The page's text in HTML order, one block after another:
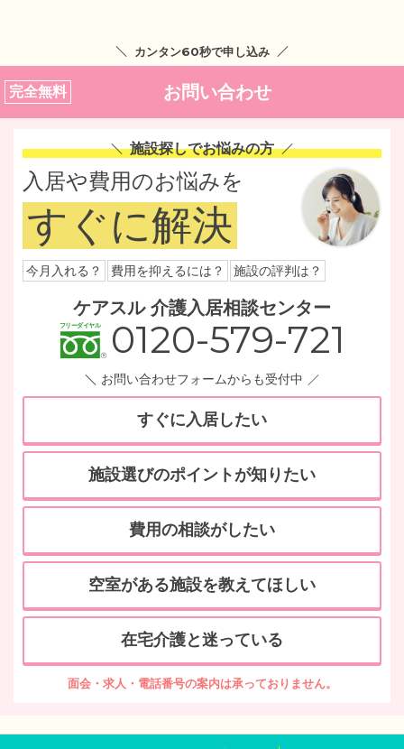
カンタン60秒で申し込み
完全無料 お問い合わせ
施設探しでお悩みの方
入居や費用のお悩みを
すぐに解決
今月入れる？ 費用を抑えるには？ 施設の評判は？
ケアスル 介護入居相談センター
0120-579-721
お問い合わせフォームからも受付中
すぐに入居したい
施設選びのポイントが知りたい
費用の相談がしたい
空室がある施設を教えてほしい
在宅介護と迷っている
面会・求人・電話番号の案内は承っておりません。